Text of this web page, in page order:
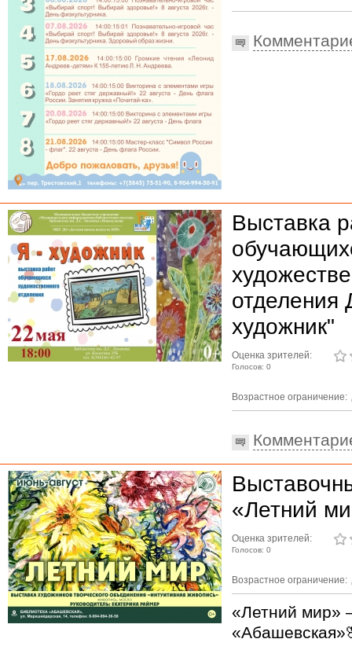
Выставка
художник"
Оценка зрителей:
Голосов: 0
Возрастное ограничение:
«Летний
Оценка зрителей:
Голосов: 0
Возрастное ограничение:
«Летний мир»